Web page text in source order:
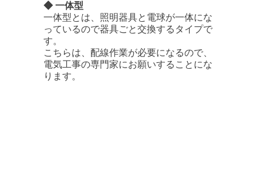
◆ 一体型
一体型とは、照明器具と電球が一体にな
っているので器具ごと交換するタイプで
す。
こちらは、配線作業が必要になるので、
電気工事の専門家にお願いすることにな
ります。